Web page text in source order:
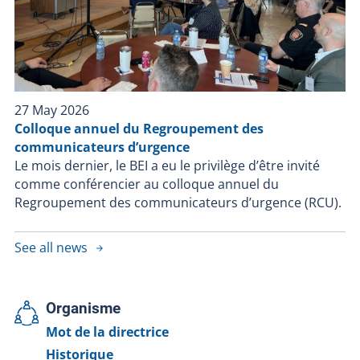
27 May 2026
Colloque annuel du Regroupement des
communicateurs d’urgence
Le mois dernier, le BEI a eu le privilège d’être invité
comme conférencier au colloque annuel du
Regroupement des communicateurs d’urgence (RCU).
See all news
Organisme
Mot de la directrice
Historique